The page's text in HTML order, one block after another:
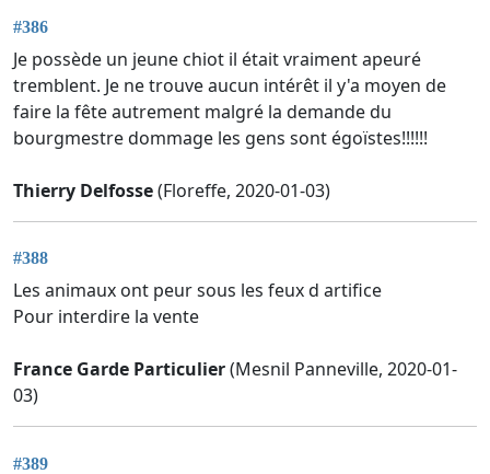
#386
Je possède un jeune chiot il était vraiment apeuré
tremblent. Je ne trouve aucun intérêt il y'a moyen de
faire la fête autrement malgré la demande du
bourgmestre dommage les gens sont égoïstes!!!!!!
Thierry Delfosse(Floreffe, 2020-01-03)
#388
Les animaux ont peur sous les feux d artifice
Pour interdire la vente
France Garde Particulier(Mesnil Panneville, 2020-01-
03)
#389